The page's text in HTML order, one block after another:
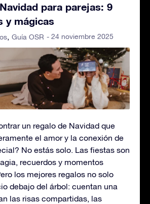
para parejas: 9
y mágicas
Guía OSR - 24 noviembre 2025
un regalo de Navidad que
el amor y la conexión de
No estás solo. Las fiestas son
recuerdos y momentos
los mejores regalos no solo
debajo del árbol: cuentan una
las risas compartidas, las